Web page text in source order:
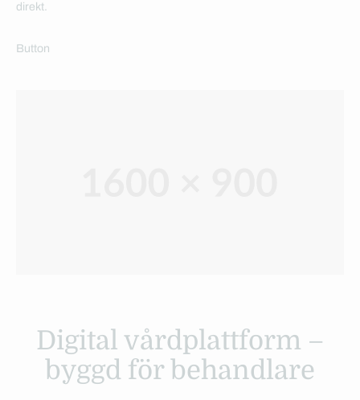
direkt.
Button
Digital vårdplattform –
byggd för behandlare